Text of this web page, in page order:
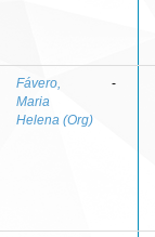
Fávero,
Maria
Helena (Org)
-